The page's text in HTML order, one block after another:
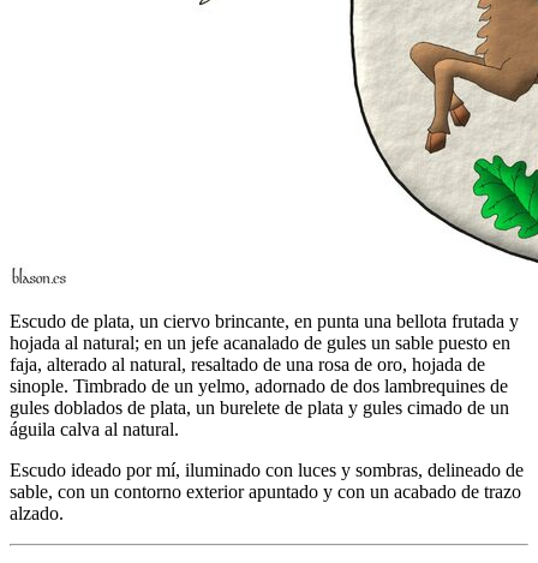
Escudo de plata, un ciervo brincante, en punta una bellota frutada y
hojada al natural; en un jefe acanalado de gules un sable puesto en
faja, alterado al natural, resaltado de una rosa de oro, hojada de
sinople. Timbrado de un yelmo, adornado de dos lambrequines de
gules doblados de plata, un burelete de plata y gules cimado de un
águila calva al natural.
Escudo ideado por mí, iluminado con luces y sombras, delineado de
sable, con un contorno exterior apuntado y con un acabado de trazo
alzado.